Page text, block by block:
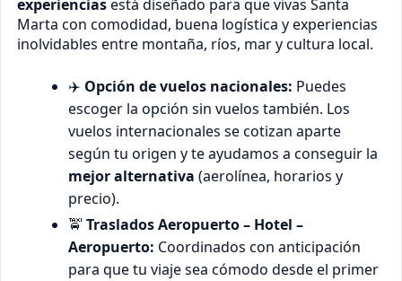
experienciasestá diseñado para que vivas Santa
Marta con comodidad, buena logística y experiencias
inolvidables entre montaña, ríos, mar y cultura local.
✈️ Opción de vuelos nacionales: Puedes
escoger la opción sin vuelos también. Los
vuelos internacionales se cotizan aparte
según tu origen y te ayudamos a conseguir la
mejor alternativa (aerolínea, horarios y
precio).
🚖Traslados Aeropuerto – Hotel –
Aeropuerto: Coordinados con anticipación
para que tu viaje sea cómodo desde el primer